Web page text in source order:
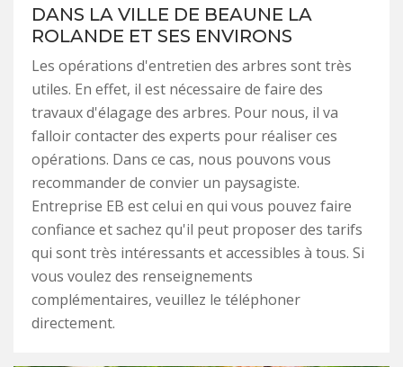
DANS LA VILLE DE BEAUNE LA
ROLANDE ET SES ENVIRONS
Les opérations d'entretien des arbres sont très
utiles. En effet, il est nécessaire de faire des
travaux d'élagage des arbres. Pour nous, il va
falloir contacter des experts pour réaliser ces
opérations. Dans ce cas, nous pouvons vous
recommander de convier un paysagiste.
Entreprise EB est celui en qui vous pouvez faire
confiance et sachez qu'il peut proposer des tarifs
qui sont très intéressants et accessibles à tous. Si
vous voulez des renseignements
complémentaires, veuillez le téléphoner
directement.